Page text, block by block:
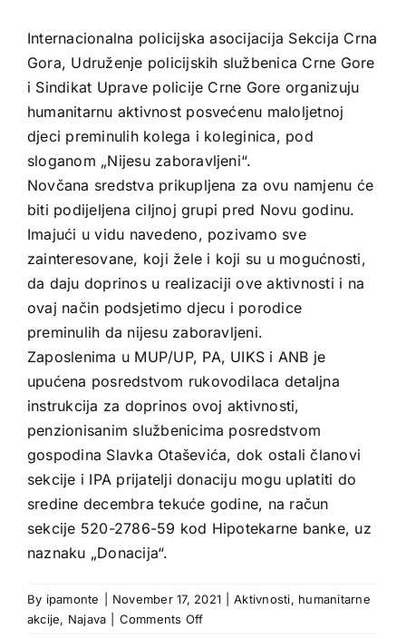
Internacionalna policijska asocijacija Sekcija Crna
Gora, Udruženje policijskih službenica Crne Gore
i Sindikat Uprave policije Crne Gore organizuju
humanitarnu aktivnost posvećenu maloljetnoj
djeci preminulih kolega i koleginica, pod
sloganom „Nijesu zaboravljeni“.
Novčana sredstva prikupljena za ovu namjenu će
biti podijeljena ciljnoj grupi pred Novu godinu.
Imajući u vidu navedeno, pozivamo sve
zainteresovane, koji žele i koji su u mogućnosti,
da daju doprinos u realizaciji ove aktivnosti i na
ovaj način podsjetimo djecu i porodice
preminulih da nijesu zaboravljeni.
Zaposlenima u MUP/UP, PA, UIKS i ANB je
upućena posredstvom rukovodilaca detaljna
instrukcija za doprinos ovoj aktivnosti,
penzionisanim službenicima posredstvom
gospodina Slavka Otaševića, dok ostali članovi
sekcije i IPA prijatelji donaciju mogu uplatiti do
sredine decembra tekuće godine, na račun
sekcije 520-2786-59 kod Hipotekarne banke, uz
naznaku „Donacija“.
By ipamonte November 17, 2021 Aktivnosti, humanitarne
akcije, Najava Comments Offon